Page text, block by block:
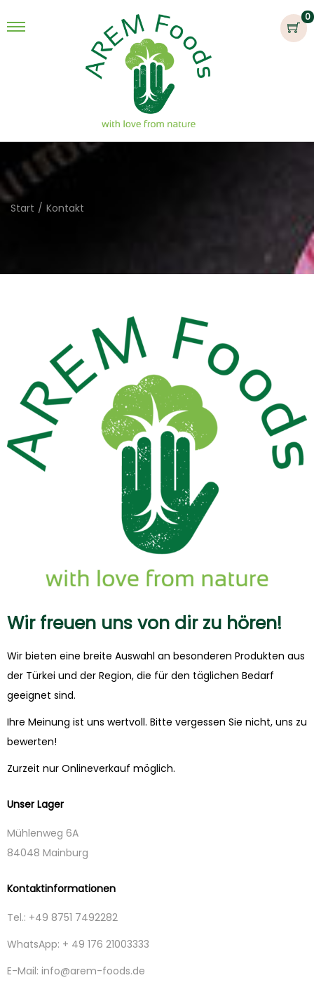
0
Start / Kontakt
Wir freuen uns von dir zu hören!
Wir bieten eine breite Auswahl an besonderen Produkten aus
der Türkei und der Region, die für den täglichen Bedarf
geeignet sind.
Ihre Meinung ist uns wertvoll. Bitte vergessen Sie nicht, uns zu
bewerten!
Zurzeit nur Onlineverkauf möglich.
Unser Lager
Mühlenweg 6A
84048 Mainburg
Kontaktinformationen
Tel.: +49 8751 7492282
WhatsApp: + 49 176 21003333
E-Mail: info@arem-foods.de